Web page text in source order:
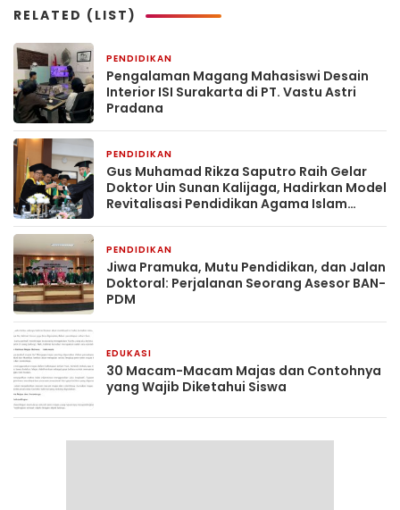
RELATED (LIST)
PENDIDIKAN
Pengalaman Magang Mahasiswi Desain
Interior ISI Surakarta di PT. Vastu Astri
Pradana
PENDIDIKAN
Gus Muhamad Rikza Saputro Raih Gelar
Doktor Uin Sunan Kalijaga, Hadirkan Model
Revitalisasi Pendidikan Agama Islam
PENDIDIKAN
Jiwa Pramuka, Mutu Pendidikan, dan Jalan
Doktoral: Perjalanan Seorang Asesor BAN-
PDM
EDUKASI
30 Macam-Macam Majas dan Contohnya
yang Wajib Diketahui Siswa